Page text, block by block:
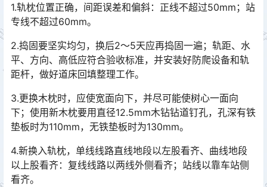
1.轨枕位置正确，间距误差和偏斜：正线不超过50mm；站
专线不超过60mm。
2.捣固要坚实均匀，换后2～5天应再捣固一遍；轨距、水
平、方向、高低应符合验收标准，并安装好防爬设备和轨
距杆，做好道床回填整理工作。
3.更换木枕时，应使宽面向下，并尽可能使树心一面向
下；使用新木枕要用直径12.5mm木钻钻道钉孔，孔深有铁
垫板时为110mm，无铁垫板时为130mm。
4.新换入轨枕，单线线路直线地段以左股看齐、曲线地段
以上股看齐：复线线路以两线外侧看齐；站线以靠车站侧
看齐。